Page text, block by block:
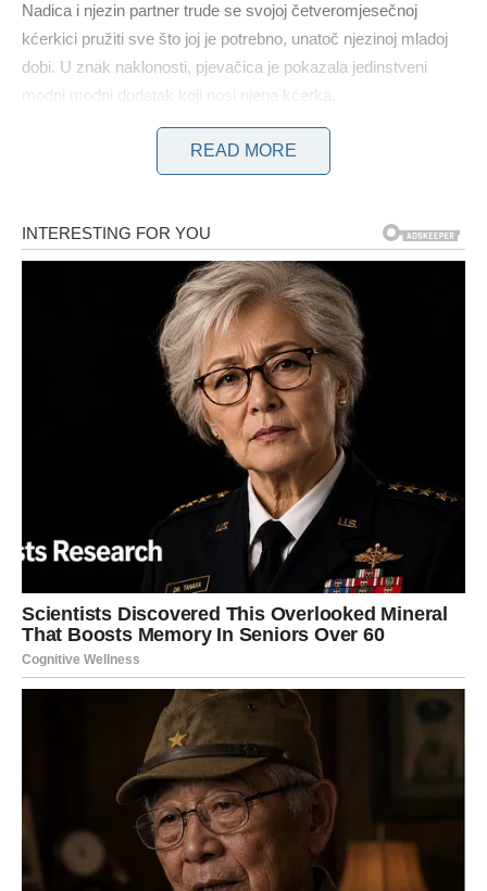
Nadica i njezin partner trude se svojoj četveromjesečnoj
kćerkici pružiti sve što joj je potrebno, unatoč njezinoj mladoj
dobi. U znak naklonosti, pjevačica je pokazala jedinstveni
modni modni dodatak koji nosi njena kćerka.
READ MORE